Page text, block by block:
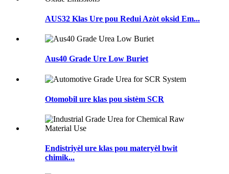
AUS32 Klas Ure pou Redui Azòt oksid Em...
Aus40 Grade Ure Low Buriet
Otomobil ure klas pou sistèm SCR
Endistriyèl ure klas pou materyèl bwit
chimik...